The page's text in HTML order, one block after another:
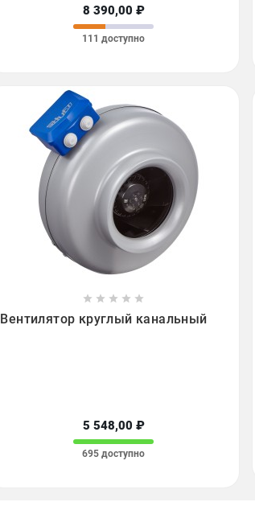
8 390,00 ₽
111 доступно
    
Вентилятор круглый канальный
5 548,00 ₽
695 доступно